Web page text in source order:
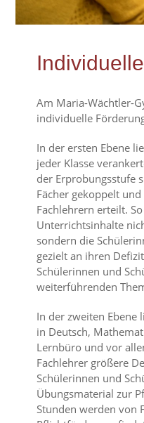
Am Maria-Wächtler-
individuelle
In der ersten Ebene
jeder Klasse
der Erprobungsstufe
Fächer gekoppelt
Fachlehrern erteilt.
Unterrichtsinhalte
sondern die
gezielt an ihren
Schülerinnen und
weiterführenden
In der zweiten Ebene
in Deutsch,
Lernbüro und vor
Fachlehrer größere
Schülerinnen und
Übungsmaterial zur
Stunden werden von